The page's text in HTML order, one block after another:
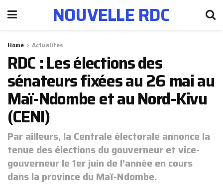
NOUVELLE RDC
Home Actualités
RDC : Les élections des
sénateurs fixées au 26 mai au
Maï-Ndombe et au Nord-Kivu
(CENI)
Par ailleurs, la Centrale électorale annonce la
tenue des élections du gouverneur et vice-
gouverneur le 1er juin de l’année en cours
dans la province du Maï-Ndombe.